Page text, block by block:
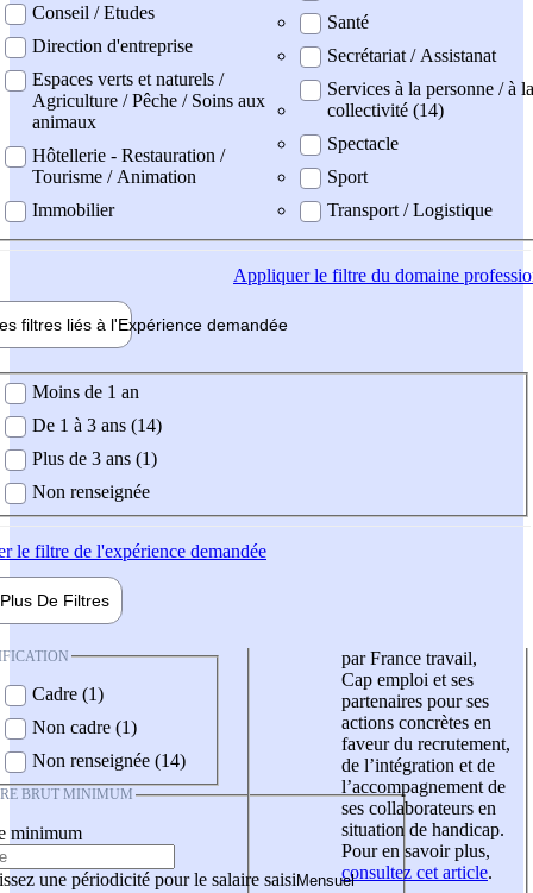
Conseil / Etudes
Direction d'entreprise
Espaces verts et naturels /
Agriculture / Pêche / Soins aux
animaux
Hôtellerie - Restauration /
Tourisme / Animation
Immobilier
Santé
Secrétariat / Assistanat
Services à la personne / à la
collectivité (14)
Spectacle
Sport
Transport / Logistique
Appliquerle filtre du domaine
filtres liés à l'Expérience demandée
demandée
Moins de 1 an
De 1 à 3 ans (14)
Plus de 3 ans (1)
Non renseignée
le filtre de l'expérience demandée
Plus De Filtres
Cadre (1)
Non cadre (1)
Non renseignée (14)
BRUT MINIMUM
minimum
une périodicité pour le salaire saisi
par France travail,
Cap emploi et ses
partenaires pour ses
actions concrètes en
faveur du recrutement,
de l’intégration et de
l’accompagnement de
ses collaborateurs en
situation de handicap.
Pour en savoir plus,
consultez cet article.